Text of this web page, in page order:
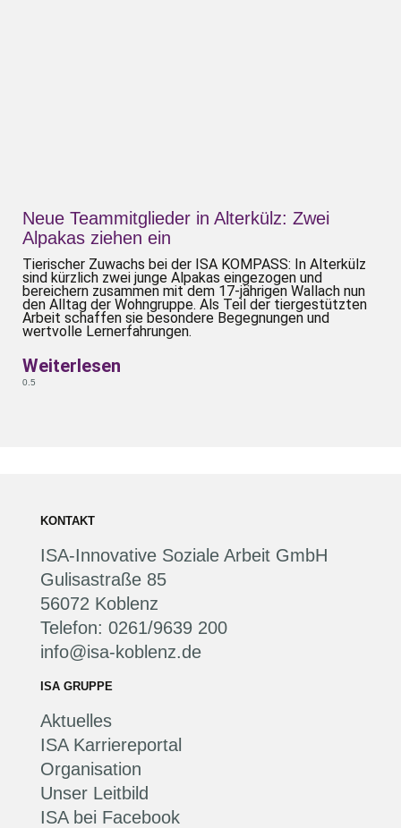
Neue Teammitglieder in Alterkülz: Zwei
Alpakas ziehen ein
Tierischer Zuwachs bei der ISA KOMPASS: In Alterkülz
sind kürzlich zwei junge Alpakas eingezogen und
bereichern zusammen mit dem 17-jährigen Wallach nun
den Alltag der Wohngruppe. Als Teil der tiergestützten
Arbeit schaffen sie besondere Begegnungen und
wertvolle Lernerfahrungen.
Weiterlesen
KONTAKT
ISA-Innovative Soziale Arbeit GmbH
Gulisastraße 85
56072 Koblenz
Telefon: 0261/9639 200
info@isa-koblenz.de
ISA GRUPPE
Aktuelles
ISA Karriereportal
Organisation
Unser Leitbild
ISA bei Facebook